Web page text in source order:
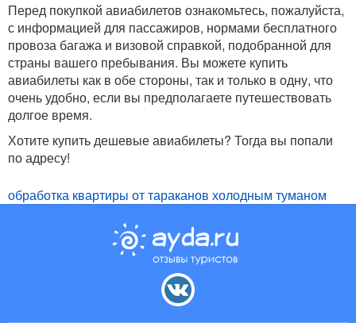
Перед покупкой авиабилетов ознакомьтесь, пожалуйста,
с информацией для пассажиров, нормами бесплатного
провоза багажа и визовой справкой, подобранной для
страны вашего пребывания. Вы можете купить
авиабилеты как в обе стороны, так и только в одну, что
очень удобно, если вы предполагаете путешествовать
долгое время.
Хотите купить дешевые авиабилеты? Тогда вы попали
по адресу!
обработка квартиры от тараканов холодным туманом